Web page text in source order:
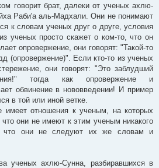
говорит брат, далеки от ученых ахлю-
Раби'а аль-Мадхали. Они не понимают
к словам ученых друг о друге, условия
ученых просто скажет о ком-то, что он
опровержение, они говорят: "Такой-то
(опровержение)". Если кто-то из ученых
они говорят: "Это заблудший
тогда как опровержение и
обвинение в нововведении! И пример
в той или иной ветке.
имеет отношения к ученым, на которых
они не имеют к этим ученым никакого
что они не следуют их же словам и
ученых ахлю-Сунна, разбиравшихся в